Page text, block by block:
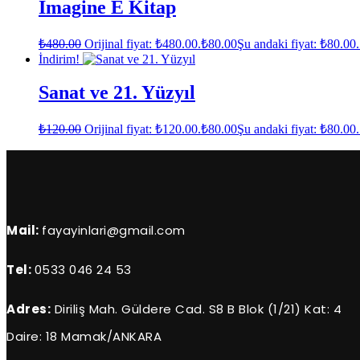
Imagine E Kitap
₺480.00 Orijinal fiyat: ₺480.00.₺80.00Şu andaki fiyat: ₺80.00.
İndirim!
Sanat ve 21. Yüzyıl
₺120.00 Orijinal fiyat: ₺120.00.₺80.00Şu andaki fiyat: ₺80.00.
Mail: fayayinlari@gmail.com
Tel:0533 046 24 53
Adres: Diriliş Mah. Güldere Cad. S8 B Blok (1/21) Kat: 4
Daire: 18 Mamak/ANKARA